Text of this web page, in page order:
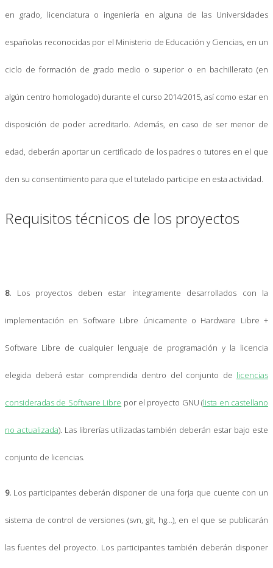
en grado, licenciatura o ingeniería en alguna de las Universidades
españolas reconocidas por el Ministerio de Educación y Ciencias, en un
ciclo de formación de grado medio o superior o en bachillerato (en
algún centro homologado) durante el curso 2014/2015, así como estar en
disposición de poder acreditarlo. Además, en caso de ser menor de
edad, deberán aportar un certificado de los padres o tutores en el que
den su consentimiento para que el tutelado participe en esta actividad.
Requisitos técnicos de los proyectos
8. Los proyectos deben estar íntegramente desarrollados con la
implementación en Software Libre únicamente o Hardware Libre +
Software Libre de cualquier lenguaje de programación y la licencia
elegida deberá estar comprendida dentro del conjunto de licencias
consideradas de Software Libre por el proyecto GNU (lista en castellano
no actualizada). Las librerías utilizadas también deberán estar bajo este
conjunto de licencias.
9. Los participantes deberán disponer de una forja que cuente con un
sistema de control de versiones (svn, git, hg…), en el que se publicarán
las fuentes del proyecto. Los participantes también deberán disponer